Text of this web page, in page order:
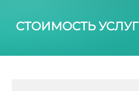
СТОИМОСТЬ УСЛУГ